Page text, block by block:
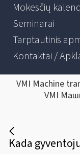
Mokesčių
Seminarai
Tarptautinis
Kontaktai /
VMI Machine
VMI